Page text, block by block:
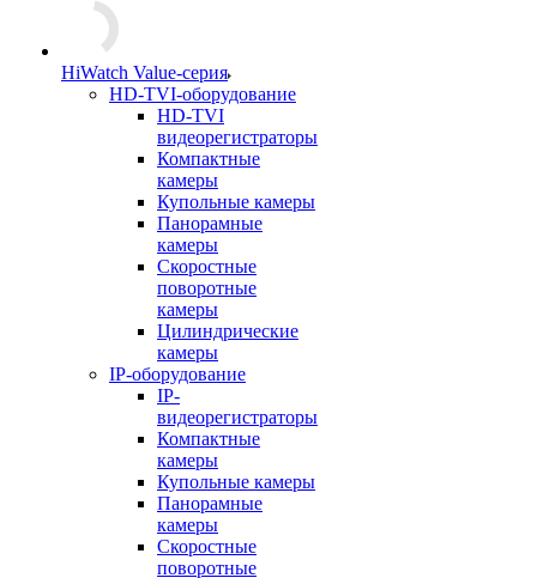
HiWatch Value-серия
HD-TVI-оборудование
HD-TVI
видеорегистраторы
Компактные
камеры
Купольные камеры
Панорамные
камеры
Скоростные
поворотные
камеры
Цилиндрические
камеры
IP-оборудование
IP-
видеорегистраторы
Компактные
камеры
Купольные камеры
Панорамные
камеры
Скоростные
поворотные